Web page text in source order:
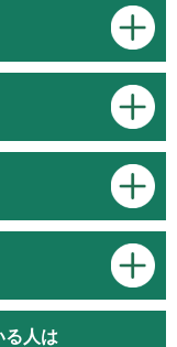
る人は